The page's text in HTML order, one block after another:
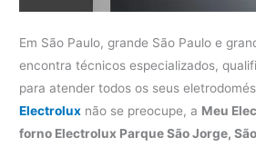
Em São Paulo, grande São Paulo e
encontra técnicos especializados,
para atender todos os seus
Electrolux não se preocupe, a Meu
forno Electrolux Parque São Jorge,